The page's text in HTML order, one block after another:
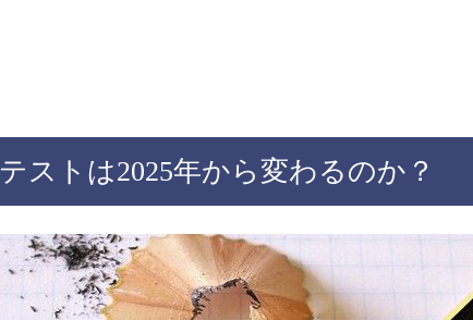
ストは2025年から変わるのか？